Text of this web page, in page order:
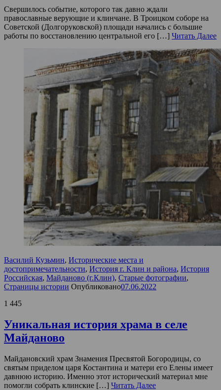
Свершилось событие, которого так давно ждали
православные верующие и клинчане. В Троицком соборе на
Советской (Долгоруковской) площади начались с большие
работы по восстановлению центральной его […] Читать Далее
Василий Кузьмин, Исторические места и
достопримечательности, История г. Клин и района, История
Российская, Майданово (г.Клин), Старые фотографии,
Страницы истории Опубликовано07.06.2022
1 445
Уникальная история храма в селе
Майданово
Майдановский храм Знамения Пресвятой Богородицы, со
святым приделом царя Костантина и матери его Елены имеет
давнюю историю. Именно этот исторический материал мне
помогли собрать клинские […] Читать Далее